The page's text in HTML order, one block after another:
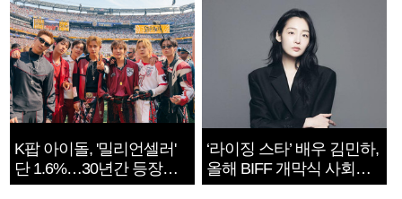
K팝 아이돌, '밀리언셀러'
단 1.6%…30년간 등장
1182개팀 전수조사
‘라이징 스타’ 배우 김민하,
올해 BIFF 개막식 사회자
확정